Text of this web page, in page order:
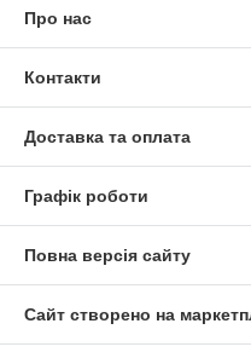
Про нас
Контакти
Доставка та оплата
Графік роботи
Повна версія сайту
Сайт створено на